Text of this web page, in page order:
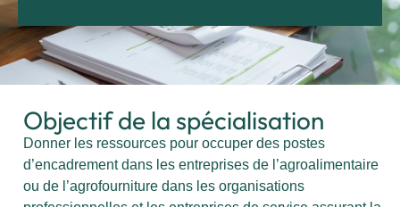
Objectif de la spécialisation
Donner les ressources pour occuper des postes
d’encadrement dans les entreprises de l’agroalimentaire
ou de l’agrofourniture dans les organisations